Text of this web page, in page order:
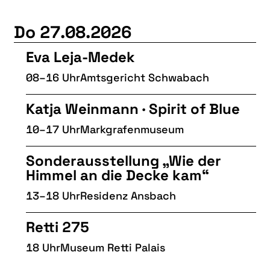
Do 27.08.2026
Eva Leja-Medek
08–16 UhrAmtsgericht Schwabach
Katja Weinmann · Spirit of Blue
10–17 UhrMarkgrafenmuseum
Sonderausstellung „Wie der
Himmel an die Decke kam“
13–18 UhrResidenz Ansbach
Retti 275
18 UhrMuseum Retti Palais